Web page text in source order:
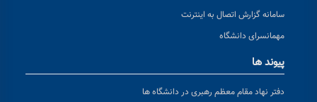
سامانه گزارش اتصال به اینترنت
مهمانسرای دانشگاه
پیوند ها
دفتر نهاد مقام معظم رهبری در دانشگاه ها